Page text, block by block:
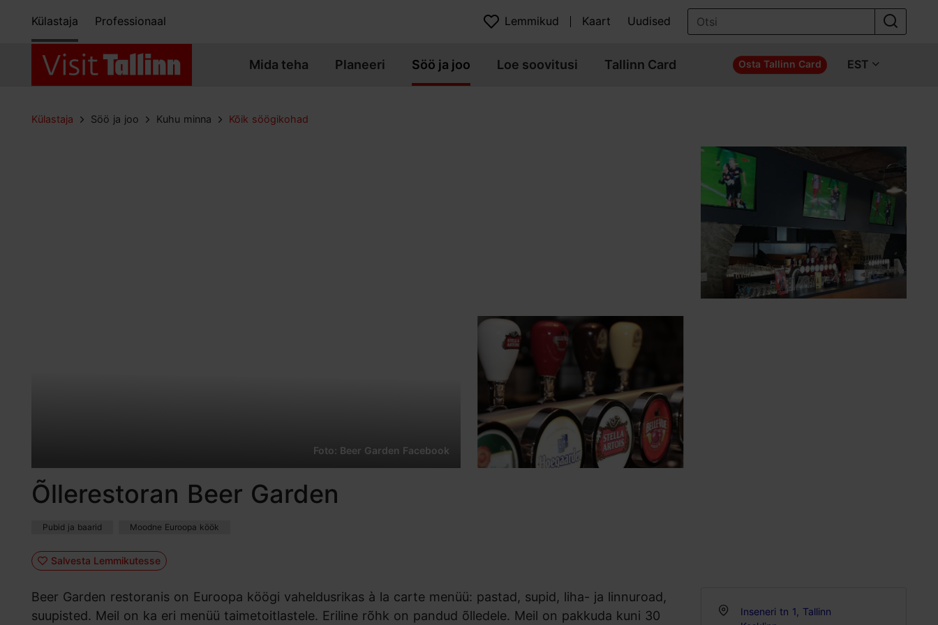
Külastaja Professionaal Lemmikud Kaart Uudised
Mida teha Planeeri Söö ja joo Loe soovitusi Tallinn Card Osta Tallinn Card EST
Külastaja Söö ja joo Kuhu minna Kõik söögikohad
Foto: Beer Garden Facebook
Õllerestoran Beer Garden
Pubid ja baarid Moodne Euroopa köök
Salvesta Lemmikutesse
Beer Garden restoranis on Euroopa köögi vaheldusrikas à la carte menüü: pastad, supid, liha- ja linnuroad,
suupisted. Meil on ka eri menüü taimetoitlastele. Eriline rõhk on pandud õlledele. Meil on pakkuda kuni 30
Inseneri tn 1, Tallinn